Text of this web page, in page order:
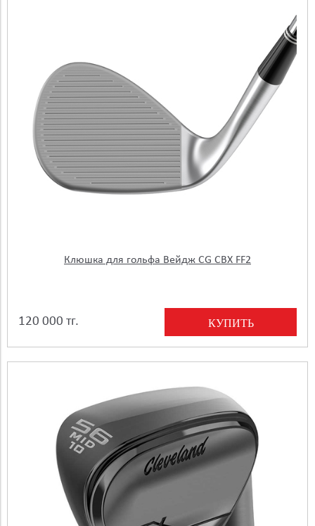
Клюшка для гольфа Вейдж CG CBX FF2
120 000 тг. КУПИТЬ